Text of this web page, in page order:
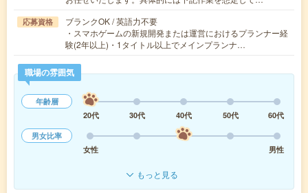
応募資格
ブランクOK / 英語力不要
・スマホゲームの新規開発または運営におけるプランナー経
験(2年以上)・1タイトル以上でメインプランナ…
職場の雰囲気
年齢層
20代
30代 40代 50代
60代
男女比率
女性
男性
もっと見る